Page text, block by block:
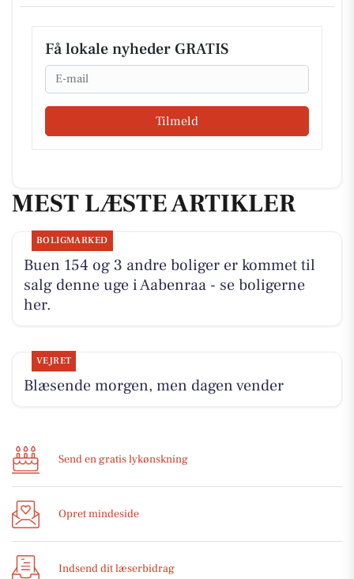
Få lokale nyheder GRATIS
Email
Tilmeld
MEST LÆSTE ARTIKLER
BOLIGMARKED
Buen 154 og 3 andre boliger er kommet til
salg denne uge i Aabenraa - se boligerne
her.
VEJRET
Blæsende morgen, men dagen vender
Send en gratis lykønskning
Opret mindeside
Indsend dit læserbidrag